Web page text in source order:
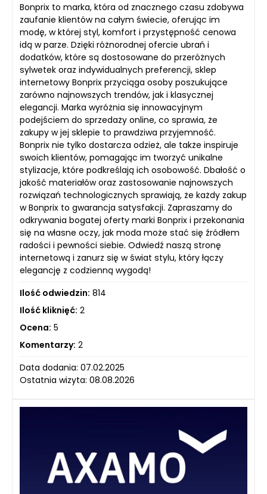
Bonprix to marka, która od znacznego czasu zdobywa
zaufanie klientów na całym świecie, oferując im
modę, w której styl, komfort i przystępność cenowa
idą w parze. Dzięki różnorodnej ofercie ubrań i
dodatków, które są dostosowane do przeróżnych
sylwetek oraz indywidualnych preferencji, sklep
internetowy Bonprix przyciąga osoby poszukujące
zarówno najnowszych trendów, jak i klasycznej
elegancji. Marka wyróżnia się innowacyjnym
podejściem do sprzedaży online, co sprawia, że
zakupy w jej sklepie to prawdziwa przyjemność.
Bonprix nie tylko dostarcza odzież, ale także inspiruje
swoich klientów, pomagając im tworzyć unikalne
stylizacje, które podkreślają ich osobowość. Dbałość o
jakość materiałów oraz zastosowanie najnowszych
rozwiązań technologicznych sprawiają, że każdy zakup
w Bonprix to gwarancja satysfakcji. Zapraszamy do
odkrywania bogatej oferty marki Bonprix i przekonania
się na własne oczy, jak moda może stać się źródłem
radości i pewności siebie. Odwiedź naszą stronę
internetową i zanurz się w świat stylu, który łączy
elegancję z codzienną wygodą!
Ilość odwiedzin: 814
Ilość kliknięć: 2
Ocena: 5
Komentarzy: 2
Data dodania: 07.02.2025
Ostatnia wizyta: 08.08.2026